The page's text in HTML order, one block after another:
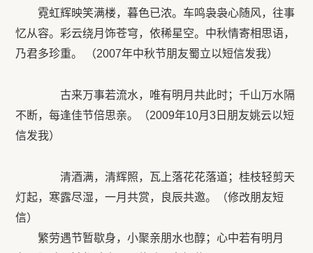
霓虹辉映笑满楼，暮色已浓。车鸣袅袅心随风，往事
忆从容。彩云绕月饰苍穹，依稀星空。中秋情寄相思语，
乃君多珍重。 （2007年中秋节朋友蜀立以短信发我）
古来万事若流水，唯有明月共此时；千山万水隔
不断，每逢佳节倍思亲。（2009年10月3日朋友姚云以短
信发我）
清酒满，清辉照，瓦上落花花落道；桂枝轻剪天
灯起，寒露尽湿，一月共赏，良辰共邀。（修改朋友短
信）
繁劳遇节暂歇身，小聚亲朋水也醇；心中若有明月